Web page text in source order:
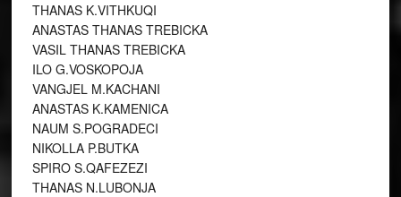
THANAS K.VITHKUQI
ANASTAS THANAS TREBICKA
VASIL THANAS TREBICKA
ILO G.VOSKOPOJA
VANGJEL M.KACHANI
ANASTAS K.KAMENICA
NAUM S.POGRADECI
NIKOLLA P.BUTKA
SPIRO S.QAFEZEZI
THANAS N.LUBONJA